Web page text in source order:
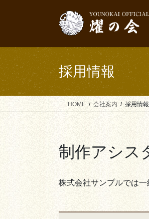
ス
キ
プ
ン
に
動
採用情報
HOME 会社案内 採用情報
制作アシス
株式会社サンプルでは一